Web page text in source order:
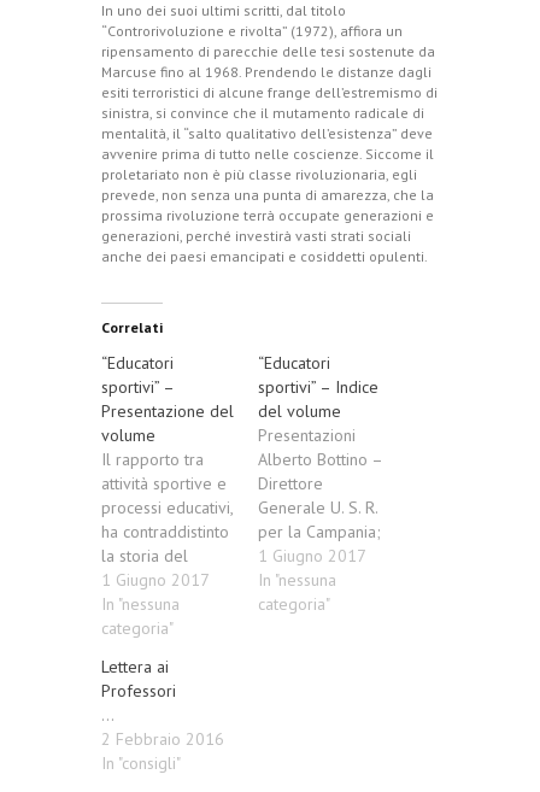
In uno dei suoi ultimi scritti, dal titolo
“Controrivoluzione e rivolta” (1972), affiora un
ripensamento di parecchie delle tesi sostenute da
Marcuse fino al 1968. Prendendo le distanze dagli
esiti terroristici di alcune frange dell’estremismo di
sinistra, si convince che il mutamento radicale di
mentalità, il “salto qualitativo dell’esistenza” deve
avvenire prima di tutto nelle coscienze. Siccome il
proletariato non è più classe rivoluzionaria, egli
prevede, non senza una punta di amarezza, che la
prossima rivoluzione terrà occupate generazioni e
generazioni, perché investirà vasti strati sociali
anche dei paesi emancipati e cosiddetti opulenti.
Correlati
“Educatori
sportivi” –
Presentazione del
volume
Il rapporto tra
attività sportive e
processi educativi,
ha contraddistinto
la storia del
nostro Paese,
alternando
momenti di forte
a fasi di netta
separazione tra
mondo sportivo e
scuola. Negli
ultimi anni, grazie
1 Giugno 2017
In "nessuna
categoria"
“Educatori
sportivi” – Indice
del volume
Presentazioni
Alberto Bottino –
Direttore
Generale U. S. R.
per la Campania;
Amedeo Salerno
– Presidente
Comitato
1 Giugno 2017
In "nessuna
categoria"
Lettera ai
Professori
...
2 Febbraio 2016
In "consigli"